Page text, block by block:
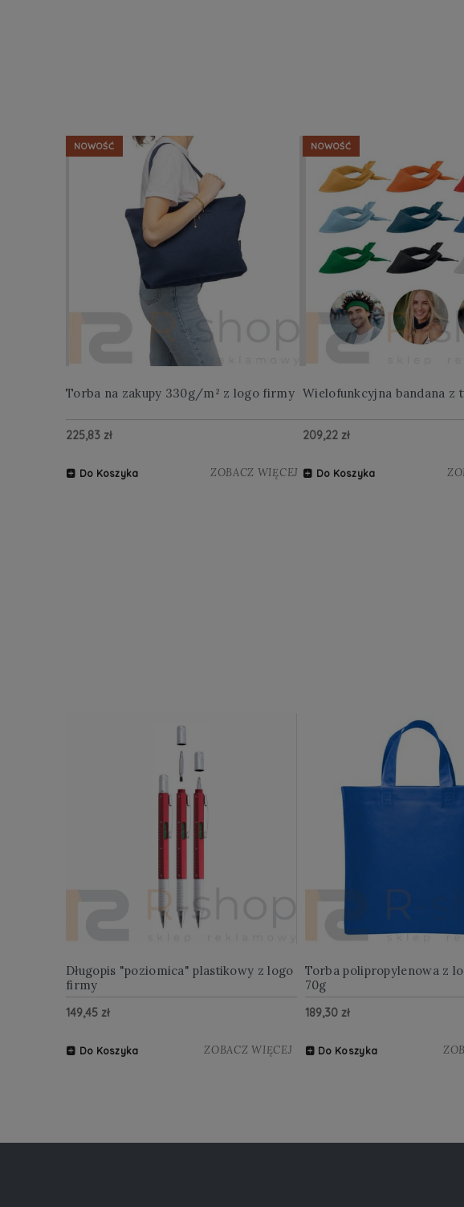
Torba na zakupy 330g/m² z logo firmy
225,83 zł
Do Koszyka ZOBACZ WIĘCEJ
NOWOŚĆ
Wielofunkcyjna bandana z
209,22 zł
Do Koszyka
NOWOŚĆ
Długopis "poziomica" plastikowy z logo
firmy
149,45 zł
Do Koszyka ZOBACZ WIĘCEJ
Torba polipropylenowa z
70g
189,30 zł
Do Koszyka